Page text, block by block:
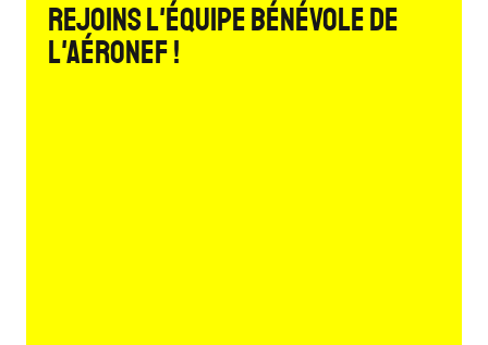
Rejoins l'équipe bénévole de
L'Aéronef !